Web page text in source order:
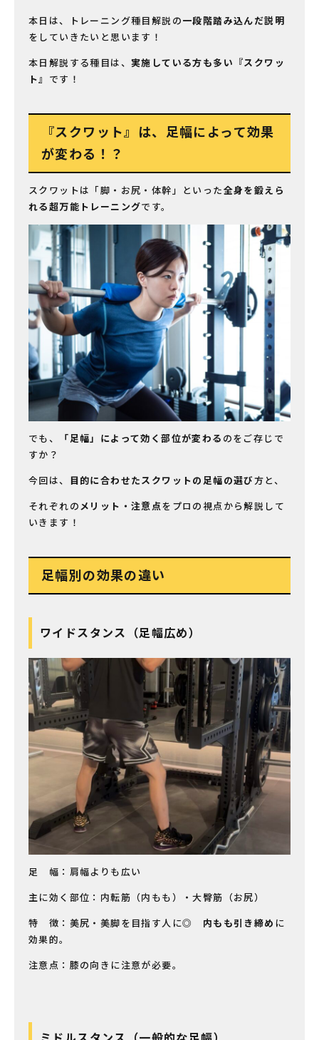
本日は、トレーニング種目解説の一段階踏み込んだ説明
をしていきたいと思います！
本日解説する種目は、 実施している方も多い『スクワッ
ト』 です！
『スクワット』は、足幅によって効果
が変わる！？
スクワットは「脚・お尻・体幹」といった全身を鍛えら
れる超万能トレーニングです。
でも、 「足幅」によって効く部位が変わる のをご存じで
すか？
今回は、 目的に合わせたスクワットの足幅の選び方と、
それぞれのメリット・注意点をプロの視点から解説して
いきます！
足幅別の効果の違い
ワイドスタンス（足幅広め）
足 幅：肩幅よりも広い
主に効く部位：内転筋（内もも）・大臀筋（お尻）
特 徴：美尻・美脚を目指す人に◎ 内もも引き締め に
効果的。
注意点：膝の向きに注意が必要。